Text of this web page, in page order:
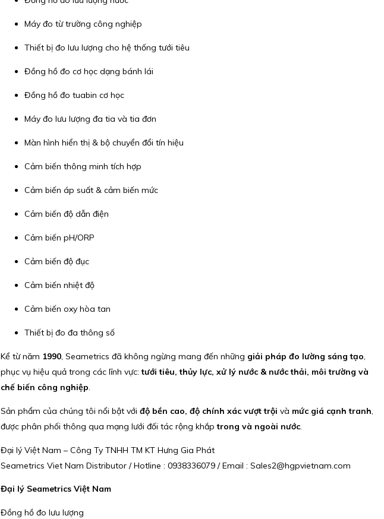
Máy đo từ trường công nghiệp
Thiết bị đo lưu lượng cho hệ thống tưới tiêu
Đồng hồ đo cơ học dạng bánh lái
Đồng hồ đo tuabin cơ học
Máy đo lưu lượng đa tia và tia đơn
Màn hình hiển thị & bộ chuyển đổi tín hiệu
Cảm biến thông minh tích hợp
Cảm biến áp suất & cảm biến mức
Cảm biến độ dẫn điện
Cảm biến pH/ORP
Cảm biến độ đục
Cảm biến nhiệt độ
Cảm biến oxy hòa tan
Thiết bị đo đa thông số
Kể từ năm 1990, Seametrics đã không ngừng mang đến những giải pháp đo lường sáng tạo,
phục vụ hiệu quả trong các lĩnh vực:tưới tiêu, thủy lực, xử lý nước & nước thải, môi trường và
chế biến công nghiệp.
Sản phẩm của chúng tôi nổi bật với độ bền cao, độ chính xác vượt trội và mức giá cạnh tranh,
được phân phối thông qua mạng lưới đối tác rộng khắptrong và ngoài nước.
Đại lý Việt Nam – Công Ty TNHH TM KT Hưng Gia Phát
Seametrics Viet Nam Distributor / Hotline : 0938336079 / Email : Sales2@hgpvietnam.com
Đại lý Seametrics Việt Nam
Đồng hồ đo lưu lượng